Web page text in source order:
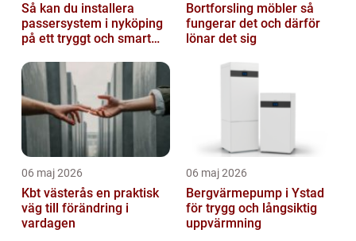
Så kan du installera
passersystem i nyköping
på ett tryggt och smart
Bortforsling möbler så
fungerar det och därför
lönar det sig
06 maj 2026
Kbt västerås en praktisk
väg till förändring i
vardagen
06 maj 2026
Bergvärmepump i Ystad
för trygg och långsiktig
uppvärmning